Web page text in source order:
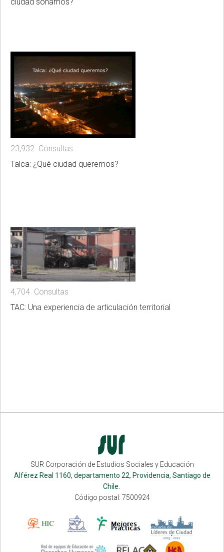
23,932 Consultas
Talca: ¿Qué ciudad queremos?
4,704 Consultas
TAC: Una experiencia de articulación territorial
SUR Corporación de Estudios Sociales y Educación
Alférez Real 1160, departamento 22, Providencia, Santiago de
Chile.
Código postal: 7500924